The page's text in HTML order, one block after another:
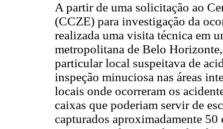
A partir de uma solicitação ao
(CCZE) para investigação da
realizada uma visita técnica em
metropolitana de Belo
particular local suspeitava de
inspeção minuciosa nas áreas
locais onde ocorreram os
caixas que poderiam servir de
capturados aproximadamente